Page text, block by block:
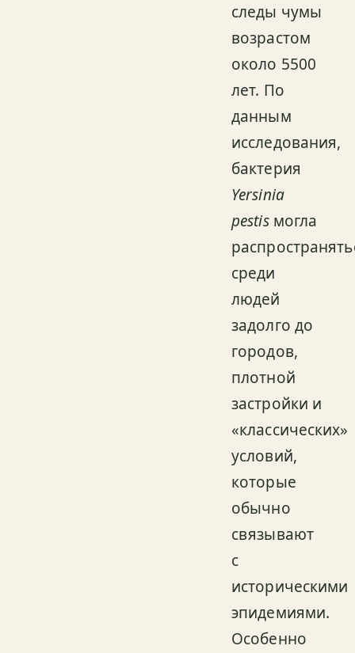
следы чумы
возрастом
около 5500
лет. По
данным
исследования,
бактерия
Yersinia
pestisмогла
среди
людей
задолго до
городов,
плотной
застройки и
«классических»
условий,
которые
обычно
связывают
с
историческими
эпидемиями.
Особенно